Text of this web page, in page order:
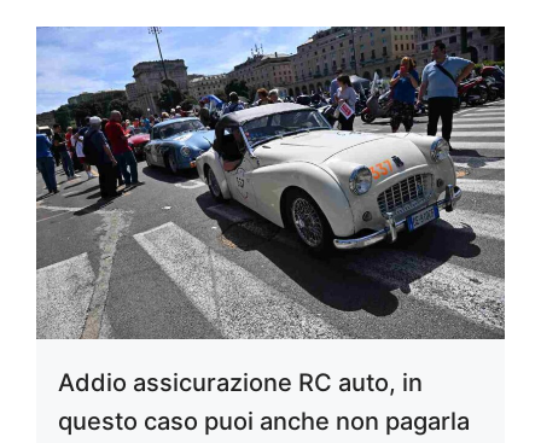
Addio assicurazione RC auto, in
questo caso puoi anche non pagarla